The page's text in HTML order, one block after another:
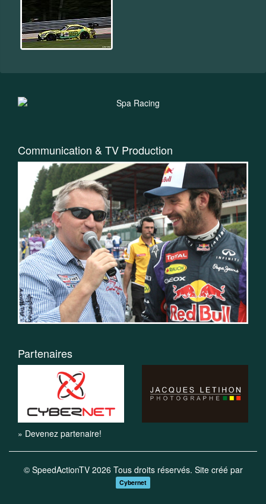
Communication & TV Production
Partenaires
» Devenez partenaire!
© SpeedActionTV 2026 Tous droits réservés. Site créé par
Cybernet